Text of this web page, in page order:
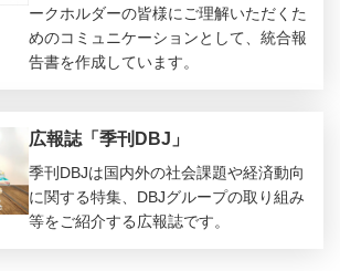
ークホルダーの皆様にご理解いただくた
めのコミュニケーションとして、統合報
告書を作成しています。
広報誌「季刊DBJ」
季刊DBJは国内外の社会課題や経済動向
に関する特集、DBJグループの取り組み
等をご紹介する広報誌です。